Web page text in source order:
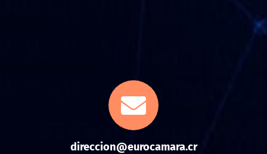
direccion@eurocamara.cr